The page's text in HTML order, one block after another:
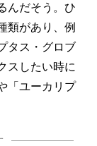
んだそう。ひ
類があり、例
タス・グロブ
スしたい時に
「ユーカリプ